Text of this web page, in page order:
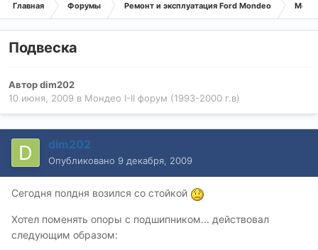
Главная Форумы Ремонт и эксплуатация Ford Mondeo
Подвеска
Авторdim202
10 июня, 2009 в Мондео I-II форум (1993-2000 г.в)
dim202
Опубликовано 9 декабря, 2009
Сегодня полдня возился со стойкой
Хотел поменять опоры с подшипником... действовал
следующим образом: